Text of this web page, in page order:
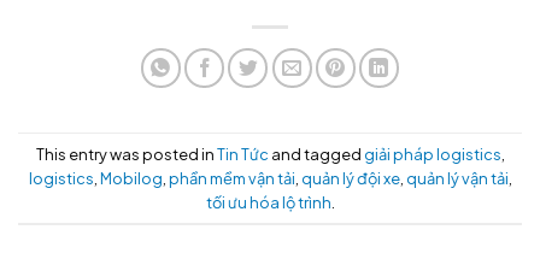
This entry was posted inTin Tức and tagged giải pháp logistics
logistics Mobilog phần mềm vận tải quản lý đội xe, quản lý vận tải
tối ưu hóa lộ trình